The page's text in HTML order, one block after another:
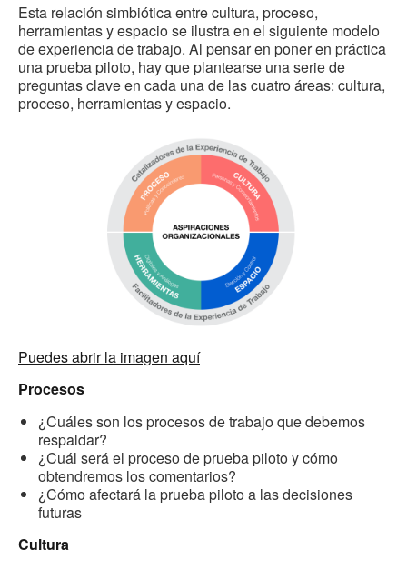
Esta relación simbiótica entre cultura, proceso,
herramientas y espacio se ilustra en el siguiente modelo
de experiencia de trabajo. Al pensar en poner en práctica
una prueba piloto, hay que plantearse una serie de
preguntas clave en cada una de las cuatro áreas: cultura,
proceso, herramientas y espacio.
Puedes abrir la imagen aquí
Procesos
¿Cuáles son los procesos de trabajo que debemos
respaldar?
¿Cuál será el proceso de prueba piloto y cómo
obtendremos los comentarios?
¿Cómo afectará la prueba piloto a las decisiones
futuras
Cultura